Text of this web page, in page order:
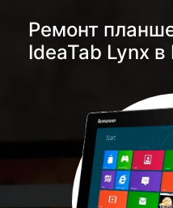
Ремонт
IdeaTab Lynx в